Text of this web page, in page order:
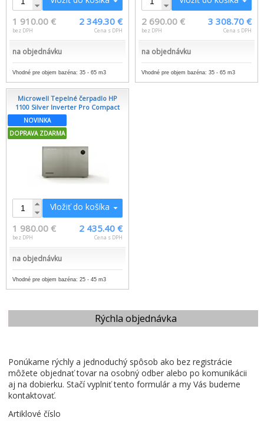
Rýchla objednávka
Ponúkame rýchly a jednoduchý spôsob ako bez registrácie
môžete objednať tovar na osobný odber alebo po komunikácii
aj na dobierku. Stačí vyplniť tento formulár a my Vás budeme
kontaktovať.
Artiklové číslo
1 910.00 €
bez DPH
2 349.30 €
Cena s DPH
na objednávku
Vhodné pre objem bazéna: 35 - 65 m3
2 690.00 €
bez DPH
3 308.70 €
Cena s DPH
na objednávku
Vhodné pre objem bazéna: 35 - 65 m3
Microwell Tepelné čerpadlo HP
1100 Silver Inverter Pro Compact
NOVINKA
DOPRAVA ZDARMA
Vložiť do košíka
1 980.00 €
bez DPH
2 435.40 €
Cena s DPH
na objednávku
Vhodné pre objem bazéna: 25 - 45 m3